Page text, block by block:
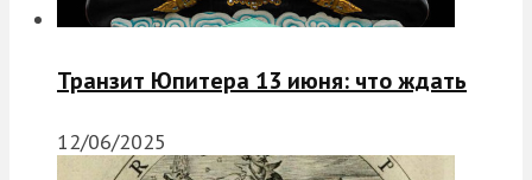
Транзит Юпитера 13 июня: что ждать
12/06/2025